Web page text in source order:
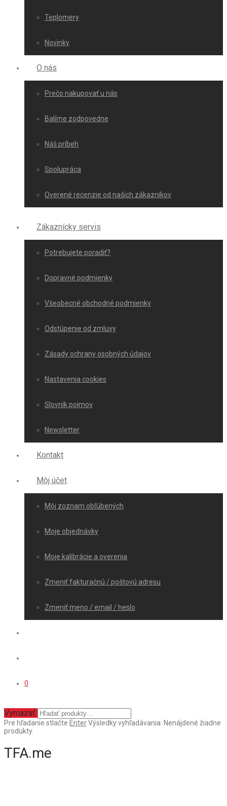
Teplomery
Novinky
O nás
Prečo nakupovať u nás
Balíme zodpovedne
Náš príbeh
Spolupráca
Overené recenzie od našich zákazníkov
Zákaznícky servis
Potrebujete poradiť?
Dopravné podmienky
Všeobecné obchodné podmienky
Odstúpenie od zmluvy
Zásady ochrany osobných údajov
Nastavenia cookies
Slovník pojmov
Newsletter
Kontakt
Môj účet
Môj zoznam obľúbených
Moje objednávky
Moje kalibrácie a overenia
Zmeniť fakturačnú / poštovú adresu
Zmeniť meno / email / heslo
0
Vymazať
Pre hľadanie stlačte EnterVýsledky vyhľadávania: Nenájdené žiadne
produkty.
TFA.me